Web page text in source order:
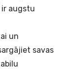
augstu
un
savas